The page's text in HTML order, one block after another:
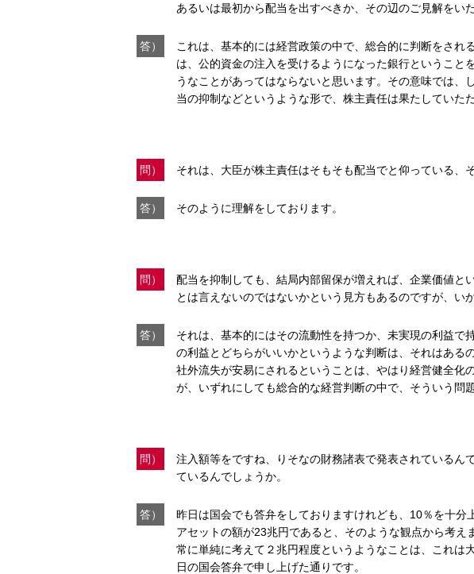
あるいは最初から配当を出すべきか、その辺のご見解をい
答）
これは、基本的には経営政策の中で、総合的に判断をされ
は、公的資金の注入を受けるようになった銀行ということ
うなことがあってはならないと思います。その意味では、
当の抑制などというような形で、株主責任は果たしていた
問） それは、大臣が株主責任はそもそも配当でと仰っている、
答） そのように理解をしております。
問）
配当を抑制しても、結局内部留保が増えれば、企業価値と
とは言えないのではないかという見方もあるのですが、い
答）
それは、基本的にはその流動性を持つか、未実現の利益で
の利益とどちらがいいかというような判断は、それはある
社外流失が安易にされるということは、やはり経営健全化
が、いずれにしても総合的な経営判断の中で、そういう問
問）
注入額等をですね、りそなの財務諸表で発表されているん
ているんでしょうか。
答）
昨日は国会でも答弁をしておりますけれども、10％を十分
アセットの額が23兆円であると、そのような観点から考
常に単純に考えて２兆円程度というようなことは、これは
日の国会答弁で申し上げた通りです。